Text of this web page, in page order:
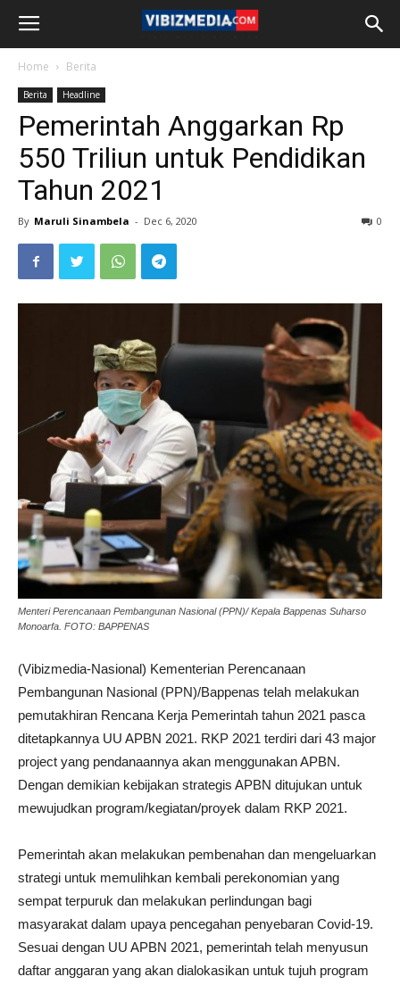
Home Berita
Berita Headline
Pemerintah Anggarkan Rp
550 Triliun untuk Pendidikan
Tahun 2021
By Maruli Sinambela - Dec 6, 2020 0
Menteri Perencanaan Pembangunan Nasional (PPN)/ Kepala Bappenas Suharso
Monoarfa. FOTO: BAPPENAS
(Vibizmedia-Nasional) Kementerian Perencanaan
Pembangunan Nasional (PPN)/Bappenas telah melakukan
pemutakhiran Rencana Kerja Pemerintah tahun 2021 pasca
ditetapkannya UU APBN 2021. RKP 2021 terdiri dari 43 major
project yang pendanaannya akan menggunakan APBN.
Dengan demikian kebijakan strategis APBN ditujukan untuk
mewujudkan program/kegiatan/proyek dalam RKP 2021.
Pemerintah akan melakukan pembenahan dan mengeluarkan
strategi untuk memulihkan kembali perekonomian yang
sempat terpuruk dan melakukan perlindungan bagi
masyarakat dalam upaya pencegahan penyebaran Covid-19.
Sesuai dengan UU APBN 2021, pemerintah telah menyusun
daftar anggaran yang akan dialokasikan untuk tujuh program